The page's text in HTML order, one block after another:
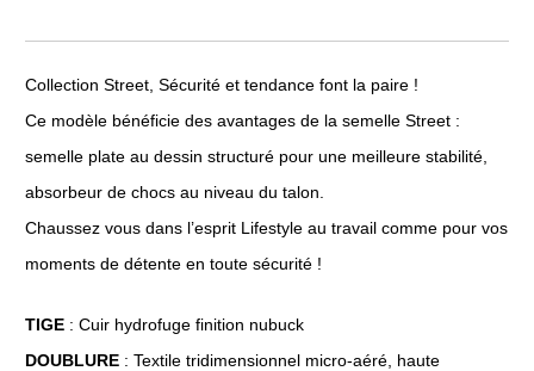
Collection Street, Sécurité et tendance font la paire !
Ce modèle bénéficie des avantages de la semelle Street :
semelle plate au dessin structuré pour une meilleure stabilité,
absorbeur de chocs au niveau du talon.
Chaussez vous dans l’esprit Lifestyle au travail comme pour vos
moments de détente en toute sécurité !
TIGE : Cuir hydrofuge finition nubuck
DOUBLURE : Textile tridimensionnel micro-aéré, haute